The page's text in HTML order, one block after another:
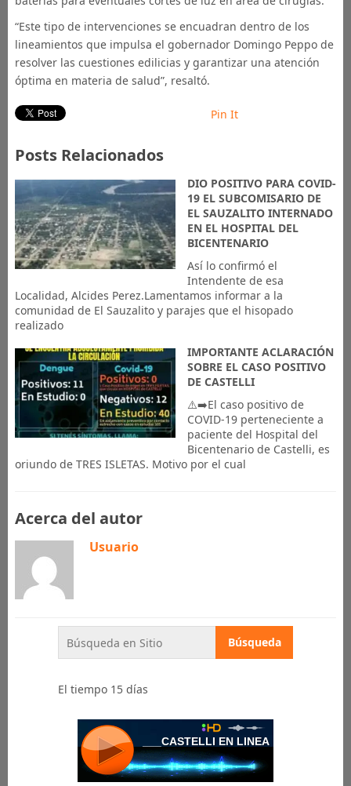
“Este tipo de intervenciones se encuadran dentro de los
lineamientos que impulsa el gobernador Domingo Peppo de
resolver las cuestiones edilicias y garantizar una atención
óptima en materia de salud”, resaltó.
Pin It
Posts Relacionados
DIO POSITIVO PARA COVID-
19 EL SUBCOMISARIO DE
EL SAUZALITO INTERNADO
EN EL HOSPITAL DEL
BICENTENARIO
Así lo confirmó el
Intendente de esa
Localidad, Alcides Perez.Lamentamos informar a la
comunidad de El Sauzalito y parajes que el hisopado
realizado
IMPORTANTE ACLARACIÓN
SOBRE EL CASO POSITIVO
DE CASTELLI
⚠️➡️El caso positivo de
COVID-19 perteneciente a
paciente del Hospital del
Bicentenario de Castelli, es
oriundo de TRES ISLETAS. Motivo por el cual
Acerca del autor
Usuario
El tiempo 15 días